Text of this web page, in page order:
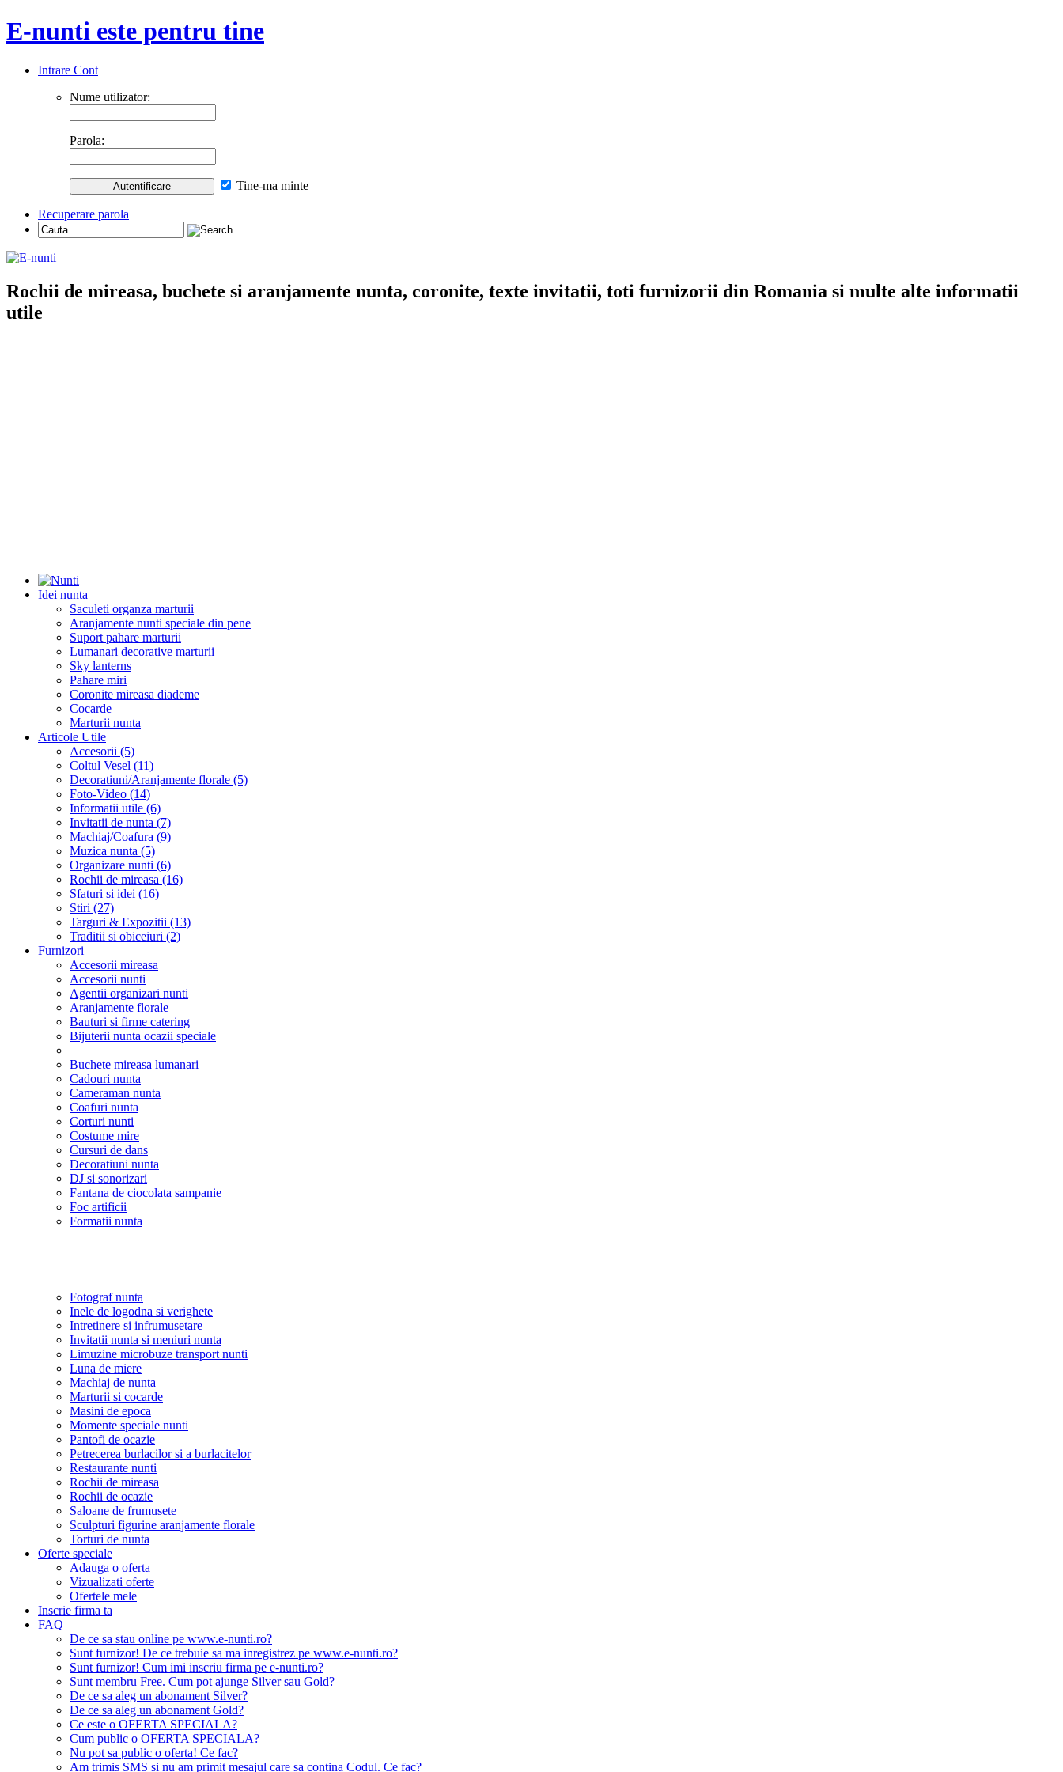
E-nunti este pentru tine
Intrare Cont
Nume utilizator:
Parola:
Tine-ma minte
Recuperare parola
Rochii de mireasa, buchete si aranjamente nunta, coronite, texte invitatii, toti furnizorii din Romania si multe alte informatii
utile
Idei nunta
Saculeti organza marturii
Aranjamente nunti speciale din pene
Suport pahare marturii
Lumanari decorative marturii
Sky lanterns
Pahare miri
Coronite mireasa diademe
Cocarde
Marturii nunta
Articole Utile
Accesorii (5)
Coltul Vesel (11)
Decoratiuni/Aranjamente florale (5)
Foto-Video (14)
Informatii utile (6)
Invitatii de nunta (7)
Machiaj/Coafura (9)
Muzica nunta (5)
Organizare nunti (6)
Rochii de mireasa (16)
Sfaturi si idei (16)
Stiri (27)
Targuri & Expozitii (13)
Traditii si obiceiuri (2)
Furnizori
Accesorii mireasa
Accesorii nunti
Agentii organizari nunti
Aranjamente florale
Bauturi si firme catering
Bijuterii nunta ocazii speciale
Buchete mireasa lumanari
Cadouri nunta
Cameraman nunta
Coafuri nunta
Corturi nunti
Costume mire
Cursuri de dans
Decoratiuni nunta
DJ si sonorizari
Fantana de ciocolata sampanie
Foc artificii
Formatii nunta
Fotograf nunta
Inele de logodna si verighete
Intretinere si infrumusetare
Invitatii nunta si meniuri nunta
Limuzine microbuze transport nunti
Luna de miere
Machiaj de nunta
Marturii si cocarde
Masini de epoca
Momente speciale nunti
Pantofi de ocazie
Petrecerea burlacilor si a burlacitelor
Restaurante nunti
Rochii de mireasa
Rochii de ocazie
Saloane de frumusete
Sculpturi figurine aranjamente florale
Torturi de nunta
Oferte speciale
Adauga o oferta
Vizualizati oferte
Ofertele mele
Inscrie firma ta
FAQ
De ce sa stau online pe www.e-nunti.ro?
Sunt furnizor! De ce trebuie sa ma inregistrez pe www.e-nunti.ro?
Sunt furnizor! Cum imi inscriu firma pe e-nunti.ro?
Sunt membru Free. Cum pot ajunge Silver sau Gold?
De ce sa aleg un abonament Silver?
De ce sa aleg un abonament Gold?
Ce este o OFERTA SPECIALA?
Cum public o OFERTA SPECIALA?
Nu pot sa public o oferta! Ce fac?
Am trimis SMS si nu am primit mesajul care sa contina Codul. Ce fac?